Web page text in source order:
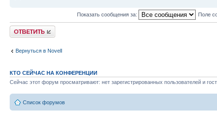
Показать сообщения за: Поле
Ответить
Вернуться в Novell
КТО СЕЙЧАС НА КОНФЕРЕНЦИИ
Сейчас этот форум просматривают: нет зарегистрированных пользователей и
Список форумов